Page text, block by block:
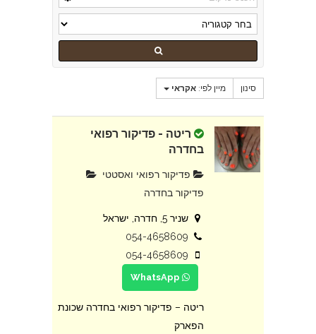
סינון מיין לפי: אקראי
ריטה - פדיקור רפואי
בחדרה
פדיקור רפואי ואסטטי
פדיקור בחדרה
שניר 5, חדרה, ישראל
054-4658609
054-4658609
ריטה – פדיקור רפואי בחדרה שכונת
הפארק